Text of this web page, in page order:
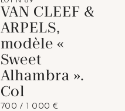
VAN CLEEF &
ARPELS,
modèle «
Sweet
Alhambra ».
Col
700 / 1 000 €